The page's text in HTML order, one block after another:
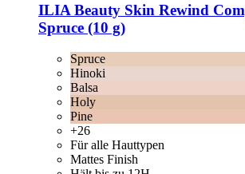
ILIA Beauty Skin Rewind
Spruce (10 g)
Spruce
Hinoki
Balsa
Holy
Pine
+26
Für alle Hauttypen
Mattes Finish